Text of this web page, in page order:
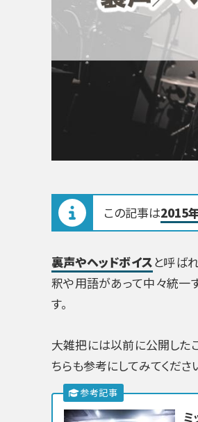
この記事は2015
裏声やヘッドボイスと呼ば
釈や用語があって中々統一
す。
大雑把には以前に公開した
ちらも参考にしてみてくださ
ミ